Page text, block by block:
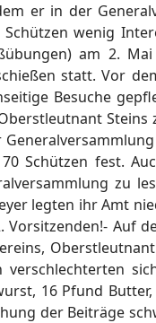
er in der
Schützen wenig
am 2.
statt. Vor
Besuche
Schützen fest.
zu
legten ihr Amt
Vorsitzenden!- Auf
verschlechterten
16 Pfund
der Beiträge